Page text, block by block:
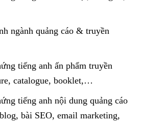
ngành quảng cáo & truyền
tiếng anh ấn phẩm truyền
catalogue, booklet,…
tiếng anh nội dung quảng cáo
bài SEO, email marketing,